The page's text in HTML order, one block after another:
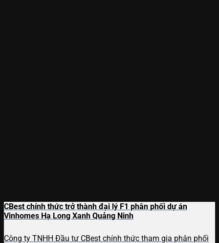
CBest chính thức trở thành đại lý F1 phân phối dự án
Vinhomes Hạ Long Xanh Quảng Ninh
Công ty TNHH Đầu tư CBest chính thức tham gia phân phối